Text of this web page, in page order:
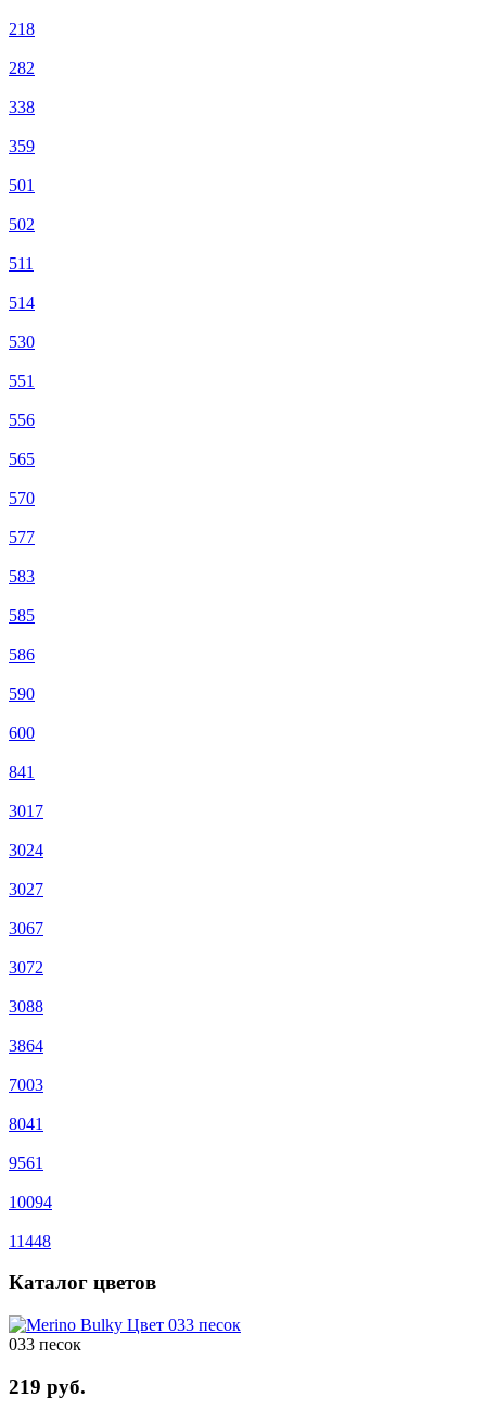
218
282
338
359
501
502
511
514
530
551
556
565
570
577
583
585
586
590
600
841
3017
3024
3027
3067
3072
3088
3864
7003
8041
9561
10094
11448
Каталог цветов
033 песок
219 руб.